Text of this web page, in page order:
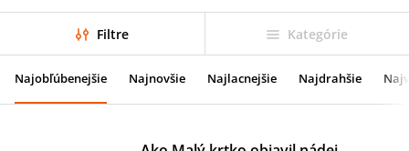
Filtre Kategórie
Najobľúbenejšie Najnovšie Najlacnejšie Najdrahšie